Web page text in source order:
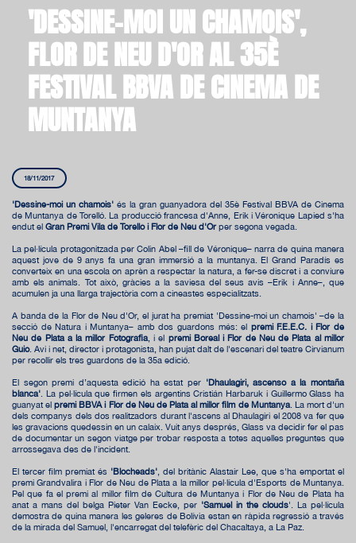
'DESSINE-MOI UN CHAMOIS',
FLOR DE NEU D'OR AL 35È
FESTIVAL BBVA DE CINEMA DE
MUNTANYA
18/11/2017
'Dessine-moi un chamois' és la gran guanyadora del 35è Festival BBVA de Cinema
de Muntanya de Torelló. La producció francesa d'Anne, Erik i Véronique Lapied s'ha
endut el Gran Premi Vila de Torelló i Flor de Neu d'Orper segona vegada.
La pel·lícula protagonitzada per Colin Abel –fill de Véronique– narra de quina manera
aquest jove de 9 anys fa una gran immersió a la muntanya. El Grand Paradís es
converteix en una escola on aprèn a respectar la natura, a fer-se discret i a conviure
amb els animals. Tot això, gràcies a la saviesa del seus avis –Erik i Anne–, que
acumulen ja una llarga trajectòria com a cineastes especialitzats.
A banda de la Flor de Neu d'Or, el jurat ha premiat 'Dessine-moi un chamois' –de la
secció de Natura i Muntanya– amb dos guardons més: el premi F.E.E.C. i Flor de
Neu de Plata a la millor Fotografia, i el premi Boreal i Flor de Neu de Plata al millor
Guió. Avi i net, director i protagonista, han pujat dalt de l'escenari del teatre Cirvianum
per recollir els tres guardons de la 35a edició.
El segon premi d’aquesta edició ha estat per 'Dhaulagiri, ascenso a la montaña
blanca' . La pel·lícula que firmen els argentins Cristián Harbaruk i Guillermo Glass ha
guanyat elpremi BBVA i Flor de Neu de Plata al millor film de Muntanya. La mort d'un
dels companys dels dos realitzadors durant l'ascens al Dhaulagiri el 2008 va fer que
les gravacions quedessin en un calaix. Vuit anys després, Glass va decidir fer el pas
de documentar un segon viatge per trobar resposta a totes aquelles preguntes que
arrossegava des de l'incident.
El tercer film premiat és 'Blocheads' , del britànic Alastair Lee, que s'ha emportat el
premi Grandvalira i Flor de Neu de Plata a la millor pel·lícula d'Esports de Muntanya.
Pel que fa el premi al millor film de Cultura de Muntanya i Flor de Neu de Plata ha
anat a mans del belga Pieter Van Eecke, per 'Samuel in the clouds' . La pel·lícula
demostra de quina manera les geleres de Bolívia estan en ràpida regressió a través
de la mirada del Samuel, l'encarregat del telefèric del Chacaltaya, a La Paz.